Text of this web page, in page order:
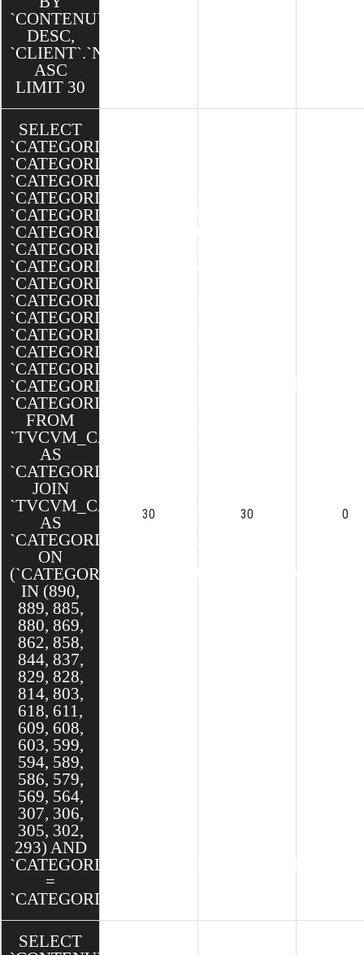
`CONTENU`.`CREATED`
DESC,
`CLIENT`.`NOM`
ASC
LIMIT 30
SELECT
`CATEGORIE`.`ID`,
`CATEGORIE`.`TITRE`,
`CATEGORIE`.`TEXTE`,
`CATEGORIE`.`MINIATURE`,
`CATEGORIE`.`BANNIERE`,
`CATEGORIE`.`SEO_SLUG`,
`CATEGORIE`.`SEO_TITLE`,
`CATEGORIE`.`SEO_DESCRIPTION`,
`CATEGORIE`.`ORDRE`,
`CATEGORIE`.`ACCUEIL`,
`CATEGORIE`.`ACTIVE`,
`CATEGORIE`.`CREATED`,
`CATEGORIE`.`MODIFIED`,
`CATEGORIESCONTENUS`.`ID`,
`CATEGORIESCONTENUS`.`CATEGORIE_ID`,
`CATEGORIESCONTENUS`.`CONTENU_ID`
FROM
`TVCVM_CAKE`.`CATEGORIES`
AS
`CATEGORIE`
JOIN
`TVCVM_CAKE`.`CATEGORIES_CONTENUS`
AS
`CATEGORIESCONTENUS`
ON
(`CATEGORIESCONTENUS`.`CONTENU_ID`
IN (890,
889, 885,
880, 869,
862, 858,
844, 837,
829, 828,
814, 803,
618, 611,
609, 608,
603, 599,
594, 589,
586, 579,
569, 564,
307, 306,
305, 302,
293) AND
`CATEGORIESCONTENUS`.`CATEGORIE_ID`
=
`CATEGORIE`.`ID`)
30 30 0
SELECT